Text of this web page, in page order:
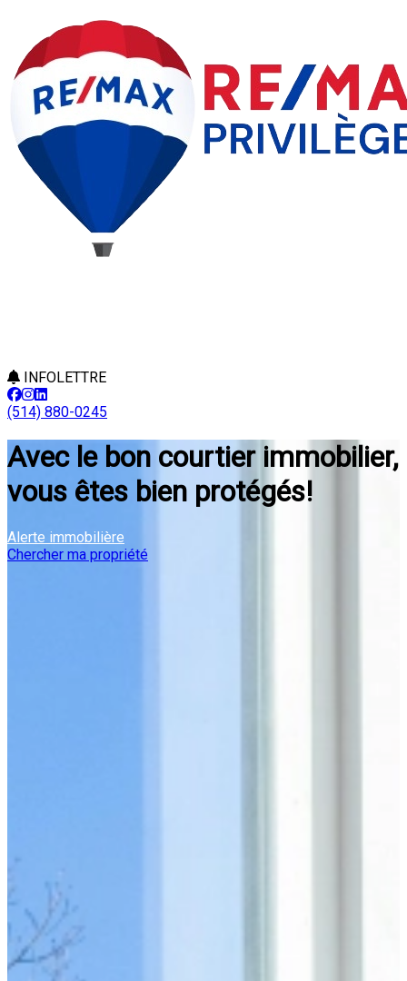
INFOLETTRE
(514) 880-0245
Avec le bon courtier immobilier,
vous êtes bien protégés!
Alerte immobilière
Chercher ma propriété